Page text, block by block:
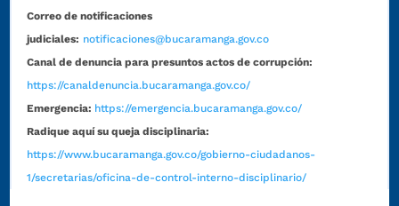
Correo de notificaciones
judiciales: notificaciones@bucaramanga.gov.co
Canal de denuncia para presuntos actos de corrupción:
https://canaldenuncia.bucaramanga.gov.co/
Emergencia: https://emergencia.bucaramanga.gov.co/
Radique aquí su queja disciplinaria:
https://www.bucaramanga.gov.co/gobierno-ciudadanos-
1/secretarias/oficina-de-control-interno-disciplinario/